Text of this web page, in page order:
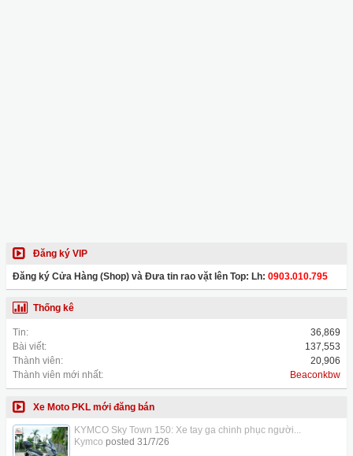
Đăng ký VIP
Đăng ký Cửa Hàng (Shop) và Đưa tin rao vặt lên Top: Lh: 0903.010.795
Thống kê
Tin:
36,869
Bài viết:
137,553
Thành viên:
20,906
Thành viên mới nhất:
Beaconkbw
Xe Moto PKL mới đăng bán
KYMCO Sky Town 150: Xe tay ga chinh phục người...
Kymco posted 31/7/26